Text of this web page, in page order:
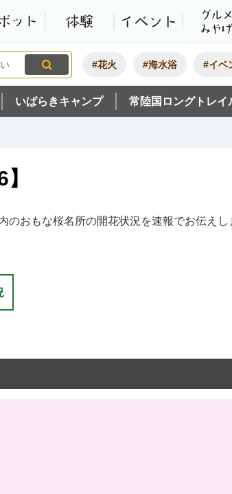
観光いばらき公式
特集・オススメ
モデルコーススポット
#花火 #海水浴 #イベ
いばらきキャンプ 常陸国ロングトレイ
おもな桜名所の開花状況を速報でお伝えし